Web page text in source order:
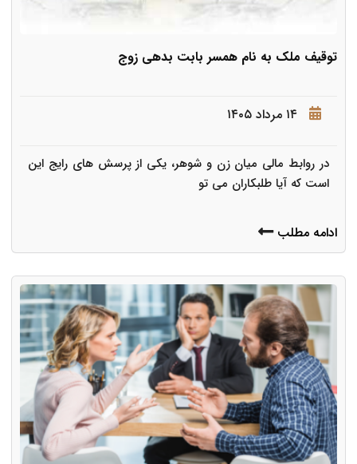
توقیف ملک به نام همسر بابت بدهی زوج
۱۴ مرداد ۱۴۰۵
در روابط مالی میان زن و شوهر، یکی از پرسش های رایج این
است که آیا طلبکاران می تو
ادامه مطلب